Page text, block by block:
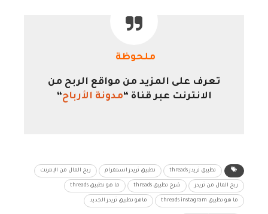
ملحوظة
تعرف على المزيد من مواقع الربح من
الانترنت عبر قناة “مدونة الأرباح“
تطبيق ثريدز threads تطبيق ثريدز انستقرام ربح المال من الإنترنت
ربح المال من ثريدز شرح تطبيق threads ما هو تطبيق threads
ما هو تطبيق threads instagram ماهو تطبيق ثريدز الجديد